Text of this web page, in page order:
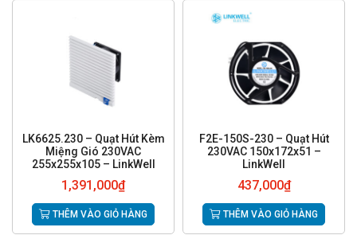
LK6625.230 – Quạt Hút Kèm
Miệng Gió 230VAC
255x255x105 – LinkWell
1,391,000₫
THÊM VÀO GIỎ HÀNG
F2E-150S-230 – Quạt Hút
230VAC 150x172x51 –
LinkWell
437,000₫
THÊM VÀO GIỎ HÀNG